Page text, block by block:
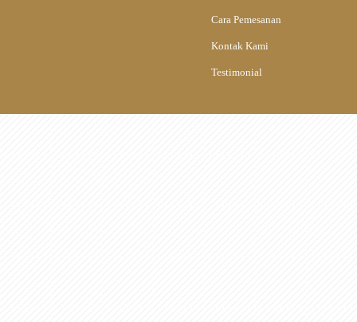
Cara Pemesanan
Kontak Kami
Testimonial